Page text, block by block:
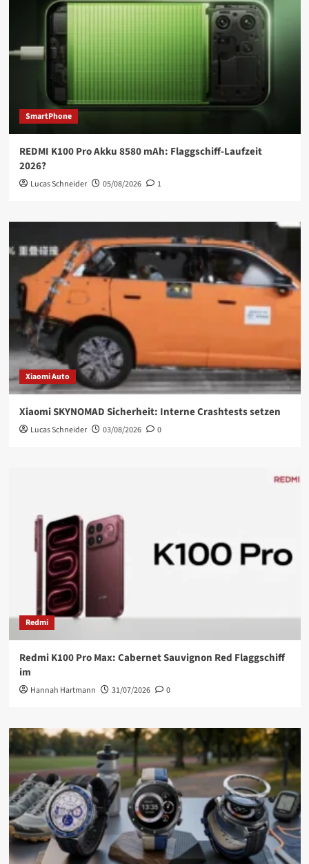
SmartPhone
REDMI K100 Pro Akku 8580 mAh: Flaggschiff-Laufzeit
2026?
Lucas Schneider 05/08/2026 1
Xiaomi Auto
Xiaomi SKYNOMAD Sicherheit: Interne Crashtests setzen
Lucas Schneider 03/08/2026 0
Redmi
Redmi K100 Pro Max: Cabernet Sauvignon Red Flaggschiff
im
Hannah Hartmann 31/07/2026 0